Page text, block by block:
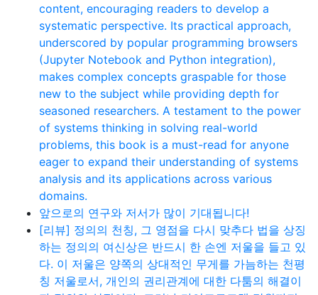
content, encouraging readers to develop a
systematic perspective. Its practical approach,
underscored by popular programming browsers
(Jupyter Notebook and Python integration),
makes complex concepts graspable for those
new to the subject while providing depth for
seasoned researchers. A testament to the power
of systems thinking in solving real-world
problems, this book is a must-read for anyone
eager to expand their understanding of systems
analysis and its applications across various
domains.
앞으로의 연구와 저서가 많이 기대됩니다!
[리뷰] 정의의 천칭, 그 영점을 다시 맞추다 법을 상징
하는 정의의 여신상은 반드시 한 손엔 저울을 들고 있
다. 이 저울은 양쪽의 상대적인 무게를 가늠하는 천평
칭 저울로서, 개인의 권리관계에 대한 다툼의 해결이